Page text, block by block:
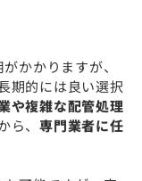
かかりますが、
期的には良い選択
や複雑な配管処理
、 専門業者に任